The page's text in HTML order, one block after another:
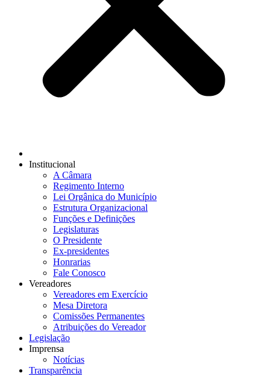
Institucional
A Câmara
Regimento Interno
Lei Orgânica do Município
Estrutura Organizacional
Funções e Definições
Legislaturas
O Presidente
Ex-presidentes
Honrarias
Fale Conosco
Vereadores
Vereadores em Exercício
Mesa Diretora
Comissões Permanentes
Atribuições do Vereador
Legislação
Imprensa
Notícias
Transparência